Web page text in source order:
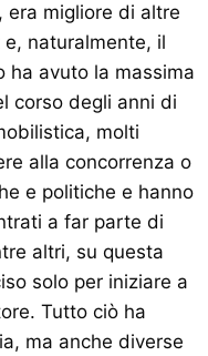
era migliore di altre
naturalmente, il
ha avuto la massima
corso degli anni di
molti
alla concorrenza o
e politiche e hanno
a far parte di
altri, su questa
solo per iniziare a
Tutto ciò ha
ma anche diverse